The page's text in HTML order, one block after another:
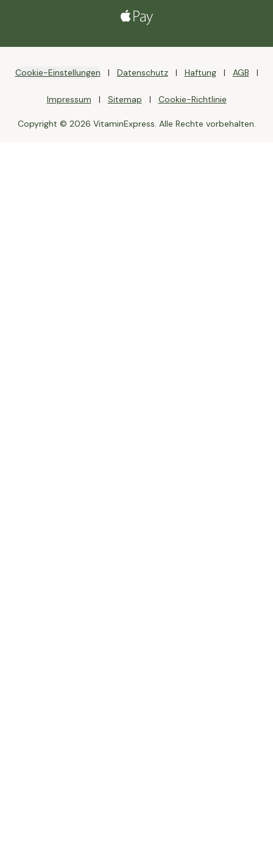
Cookie-Einstellungen Datenschutz Haftung AGB
Impressum Sitemap Cookie-Richtlinie
Copyright © 2026 VitaminExpress. Alle Rechte vorbehalten.